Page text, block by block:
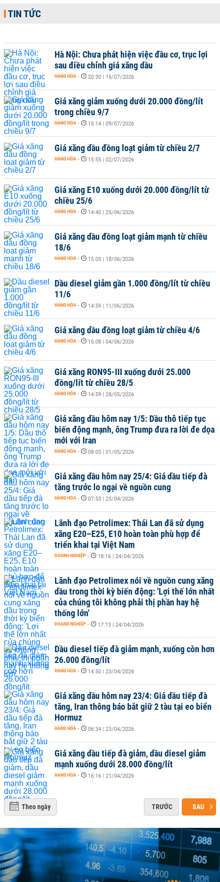
TIN TỨC
Hà Nội: Chưa phát hiện việc đầu cơ, trục lợi
sau điều chỉnh giá xăng dầu
HÀNG HÓA - 20:30 | 16/07/2026
Giá xăng giảm xuống dưới 20.000 đồng/lít
trong chiều 9/7
HÀNG HÓA - 15:14 | 09/07/2026
Giá xăng dầu đồng loạt giảm từ chiều 2/7
HÀNG HÓA - 15:55 | 02/07/2026
Giá xăng E10 xuống dưới 20.000 đồng/lít từ
chiều 25/6
HÀNG HÓA - 14:40 | 25/06/2026
Giá xăng dầu đồng loạt giảm mạnh từ chiều
18/6
HÀNG HÓA - 15:05 | 18/06/2026
Dầu diesel giảm gần 1.000 đồng/lít từ chiều
11/6
HÀNG HÓA - 14:59 | 11/06/2026
Giá xăng dầu đồng loạt giảm từ chiều 4/6
HÀNG HÓA - 15:08 | 04/06/2026
Giá xăng RON95-III xuống dưới 25.000
đồng/lít từ chiều 28/5
HÀNG HÓA - 14:59 | 28/05/2026
Giá xăng dầu hôm nay 1/5: Dầu thô tiếp tục
biến động mạnh, ông Trump đưa ra lời đe dọa
mới với Iran
HÀNG HÓA - 08:05 | 01/05/2026
Giá xăng dầu hôm nay 25/4: Giá dầu tiếp đà
tăng trước lo ngại về nguồn cung
HÀNG HÓA - 07:53 | 25/04/2026
Lãnh đạo Petrolimex: Thái Lan đã sử dụng
xăng E20–E25, E10 hoàn toàn phù hợp để
triển khai tại Việt Nam
DOANH NGHIỆP - 18:16 | 24/04/2026
Lãnh đạo Petrolimex nói về nguồn cung xăng
dầu trong thời kỳ biến động: 'Lợi thế lớn nhất
của chúng tôi không phải thị phần hay hệ
thống lớn'
DOANH NGHIỆP - 17:13 | 24/04/2026
Dầu diesel tiếp đà giảm mạnh, xuống còn hơn
26.000 đồng/lít
HÀNG HÓA - 14:50 | 23/04/2026
Giá xăng dầu hôm nay 23/4: Giá dầu tiếp đà
tăng, Iran thông báo bắt giữ 2 tàu tại eo biển
Hormuz
HÀNG HÓA - 06:34 | 23/04/2026
Giá xăng dầu tiếp đà giảm, dầu diesel giảm
mạnh xuống dưới 28.000 đồng/lít
HÀNG HÓA - 16:16 | 21/04/2026
Theo ngày TRƯỚC SAU